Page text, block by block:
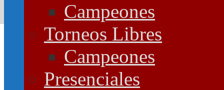
Campeones
Torneos Libres
Campeones
Presenciales